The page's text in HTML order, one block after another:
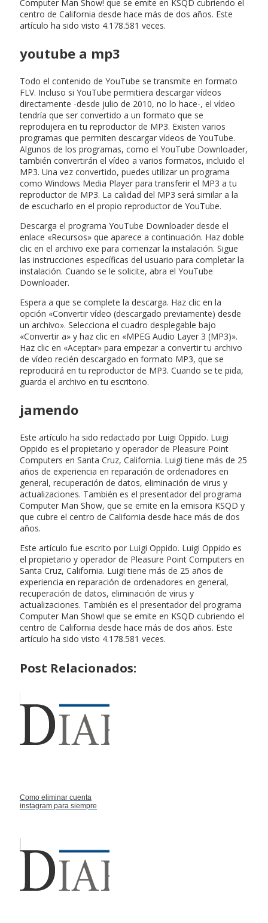
Computer Man Show! que se emite en KSQD cubriendo el
centro de California desde hace más de dos años. Este
artículo ha sido visto 4.178.581 veces.
youtube a mp3
Todo el contenido de YouTube se transmite en formato
FLV. Incluso si YouTube permitiera descargar vídeos
directamente -desde julio de 2010, no lo hace-, el vídeo
tendría que ser convertido a un formato que se
reprodujera en tu reproductor de MP3. Existen varios
programas que permiten descargar vídeos de YouTube.
Algunos de los programas, como el YouTube Downloader,
también convertirán el vídeo a varios formatos, incluido el
MP3. Una vez convertido, puedes utilizar un programa
como Windows Media Player para transferir el MP3 a tu
reproductor de MP3. La calidad del MP3 será similar a la
de escucharlo en el propio reproductor de YouTube.
Descarga el programa YouTube Downloader desde el
enlace «Recursos» que aparece a continuación. Haz doble
clic en el archivo exe para comenzar la instalación. Sigue
las instrucciones específicas del usuario para completar la
instalación. Cuando se le solicite, abra el YouTube
Downloader.
Espera a que se complete la descarga. Haz clic en la
opción «Convertir vídeo (descargado previamente) desde
un archivo». Selecciona el cuadro desplegable bajo
«Convertir a» y haz clic en «MPEG Audio Layer 3 (MP3)».
Haz clic en «Aceptar» para empezar a convertir tu archivo
de vídeo recién descargado en formato MP3, que se
reproducirá en tu reproductor de MP3. Cuando se te pida,
guarda el archivo en tu escritorio.
jamendo
Este artículo ha sido redactado por Luigi Oppido. Luigi
Oppido es el propietario y operador de Pleasure Point
Computers en Santa Cruz, California. Luigi tiene más de 25
años de experiencia en reparación de ordenadores en
general, recuperación de datos, eliminación de virus y
actualizaciones. También es el presentador del programa
Computer Man Show, que se emite en la emisora KSQD y
que cubre el centro de California desde hace más de dos
años.
Este artículo fue escrito por Luigi Oppido. Luigi Oppido es
el propietario y operador de Pleasure Point Computers en
Santa Cruz, California. Luigi tiene más de 25 años de
experiencia en reparación de ordenadores en general,
recuperación de datos, eliminación de virus y
actualizaciones. También es el presentador del programa
Computer Man Show! que se emite en KSQD cubriendo el
centro de California desde hace más de dos años. Este
artículo ha sido visto 4.178.581 veces.
Post Relacionados:
Como eliminar cuenta
instagram para siempre